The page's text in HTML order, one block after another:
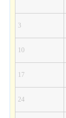
3
10
17
24